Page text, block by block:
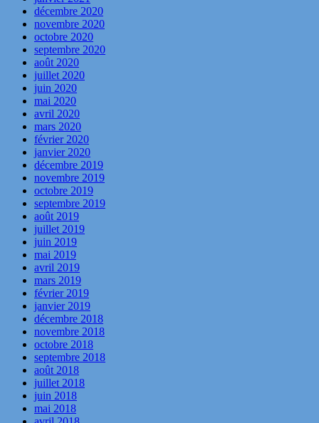
décembre 2020
novembre 2020
octobre 2020
septembre 2020
août 2020
juillet 2020
juin 2020
mai 2020
avril 2020
mars 2020
février 2020
janvier 2020
décembre 2019
novembre 2019
octobre 2019
septembre 2019
août 2019
juillet 2019
juin 2019
mai 2019
avril 2019
mars 2019
février 2019
janvier 2019
décembre 2018
novembre 2018
octobre 2018
septembre 2018
août 2018
juillet 2018
juin 2018
mai 2018